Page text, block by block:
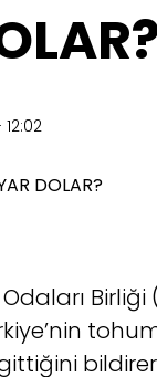
12:02
Birliği